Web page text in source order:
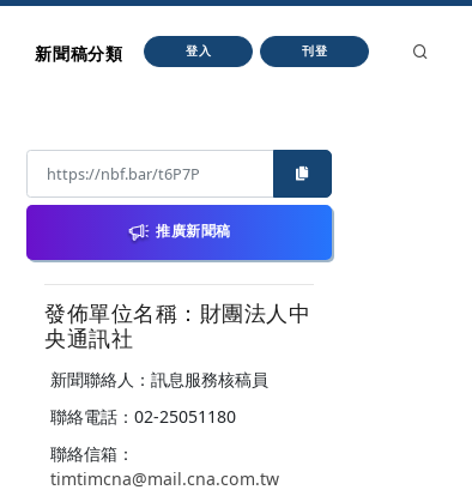
新聞稿分類 登入 刊登
推廣新聞稿
發佈單位名稱：財團法人中
央通訊社
新聞聯絡人：訊息服務核稿員
聯絡電話：02-25051180
聯絡信箱：
timtimcna@mail.cna.com.tw